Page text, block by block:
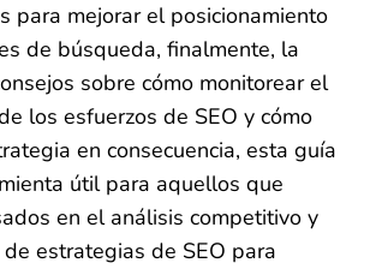
para mejorar el posicionamiento
de búsqueda, finalmente, la
sobre cómo monitorear el
los esfuerzos de SEO y cómo
en consecuencia, esta guía
útil para aquellos que
en el análisis competitivo y
estrategias de SEO para